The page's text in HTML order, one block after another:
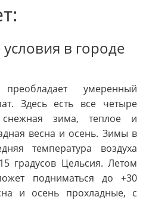
в городе
умеренный
Здесь есть все четыре
зима, теплое и
весна и осень. Зимы в
температура воздуха
градусов Цельсия. Летом
подниматься до +30
и осень прохладные, с